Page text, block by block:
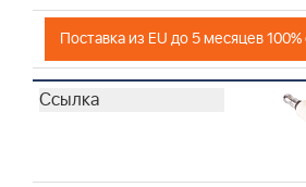
Поставка из EU до 5 месяцев